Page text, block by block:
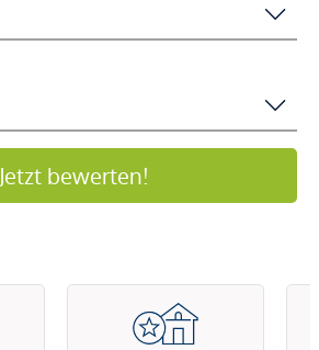
Jetzt bewerten!